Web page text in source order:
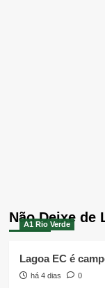
Não Deixe de
A1 Rio Verde
Lagoa EC é
há 4 dias 0